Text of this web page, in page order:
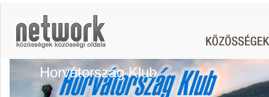
Horvátország Klub